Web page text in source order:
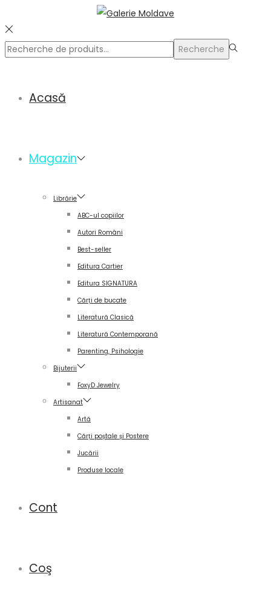
Rechercher
Recherche
Acasă
Magazin
Librărie
ABC-ul copiilor
Autori Români
Best-seller
Editura Cartier
Editura SIGNATURA
Cărți de bucate
Literatură Clasică
Literatură Contemporană
Parenting, Psihologie
Bijuterii
FoxyD Jewelry
Artisanat
Artă
Cărți poștale și Postere
Jucării
Produse locale
Cont
Coş